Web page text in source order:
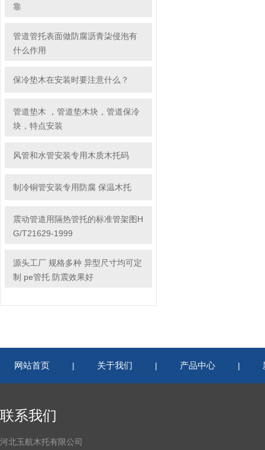
靠
管道管托表面做防腐沥青柒侵泡有
什么作用
保冷垫木在安装时要注意什么？
管道垫木 ，管道垫木块，管道保冷
块，特点安装
风管和水管安装专用木质木托码
制冷铜管安装专用防腐 保温木托
震动管道用隔热管托的标准管架图H
G/T21629-1999
源头工厂 规格多种 异型尺寸均可定
制 pe管托 防震效果好
网站首页 | 关于我们 | 产品中心 |
联系我们
河北玉航木托有限公司